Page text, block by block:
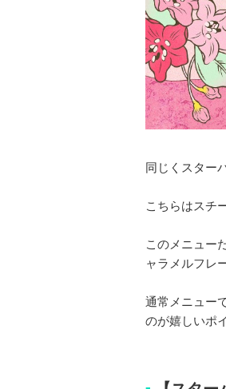
同じくスター
こちらはスチ
このメニュー
ャラメルフレ
通常メニュー
のが嬉しいポ